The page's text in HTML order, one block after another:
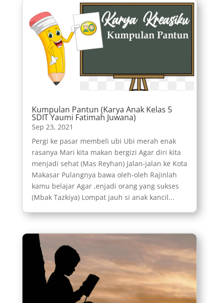
Kumpulan Pantun (Karya Anak Kelas 5
SDIT Yaumi Fatimah Juwana)
Sep 23, 2021
Pergi ke pasar membeli ubi Ubi merah enak
rasanya Mari kita makan bergizi Agar diri kita
menjadi sehat (Mas Reyhan) Jalan-jalan ke Kota
Makasar Pulangnya bawa oleh-oleh Rajinlah
kamu belajar Agar ,enjadi orang yang sukses
(Mbak Tazkiya) Lompat jauh si anak kancil...